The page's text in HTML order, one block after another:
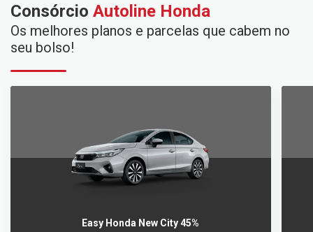
Consórcio Autoline Honda
Os melhores planos e parcelas que cabem no
seu bolso!
Easy Honda New City 45%